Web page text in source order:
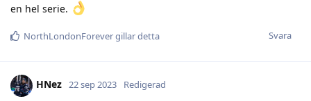
en hel serie.
Svara
NorthLondonForevergillar detta
HNez 22 sep 2023 Redigerad